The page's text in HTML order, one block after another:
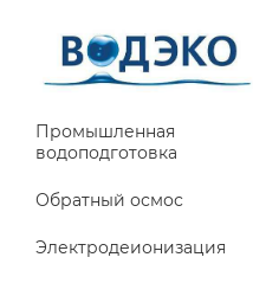
Промышленная
водоподготовка
Обратный осмос
Электродеионизация